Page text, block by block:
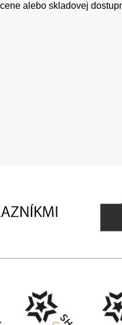
alebo skladovej